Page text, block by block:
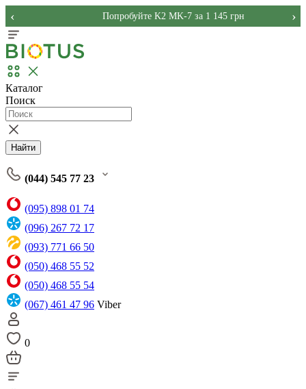
Попробуйте K2 MK-7 за 1 145 грн
‹ ›
Каталог
Поиск
Найти
(044) 545 77 23
(095) 898 01 74
(096) 267 72 17
(093) 771 66 50
(050) 468 55 52
(050) 468 55 54
(067) 461 47 96 Viber
0